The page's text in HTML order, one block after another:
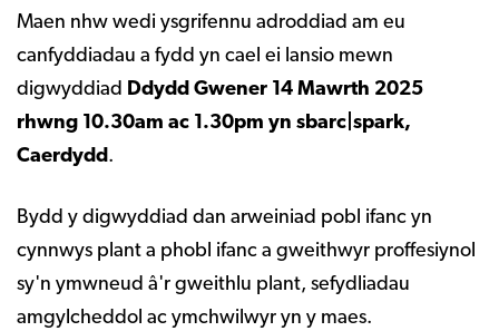
Maen nhw wedi ysgrifennu adroddiad am eu
canfyddiadau a fydd yn cael ei lansio mewn
digwyddiad Ddydd Gwener 14 Mawrth 2025
rhwng 10.30am ac 1.30pm yn sbarc|spark,
Caerdydd.
Bydd y digwyddiad dan arweiniad pobl ifanc yn
cynnwys plant a phobl ifanc a gweithwyr proffesiynol
sy'n ymwneud â'r gweithlu plant, sefydliadau
amgylcheddol ac ymchwilwyr yn y maes.